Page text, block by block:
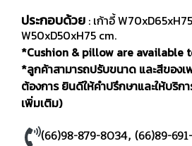
ประกอบด้วย : เก้าอี้
W50xD50xH75 cm.
*Cushion & pillow are available
*ลูกค้าสามารถปรับขนาด และสีของเ
ต้องการ ยินดีให้คำปรึกษาและให้บริก
เพิ่มเติม)
(66)98-879-8034, (66)89-